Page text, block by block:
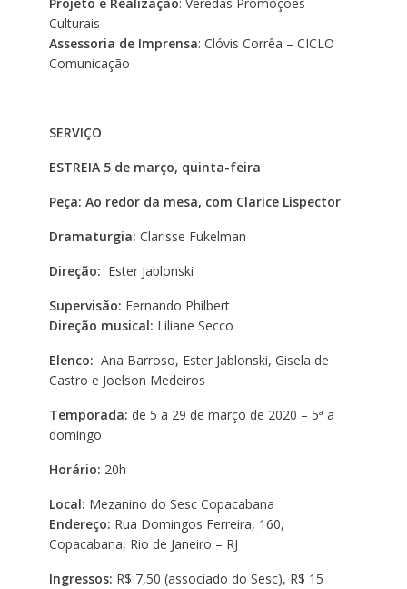
Projeto e Realização: Veredas Promoções
Culturais
Assessoria de Imprensa: Clóvis Corrêa – CICLO
Comunicação
SERVIÇO
ESTREIA 5 de março, quinta-feira
Peça: Ao redor da mesa, com Clarice Lispector
Dramaturgia: Clarisse Fukelman
Direção: Ester Jablonski
Supervisão: Fernando Philbert
Direção musical: Liliane Secco
Elenco: Ana Barroso, Ester Jablonski, Gisela de
Castro e Joelson Medeiros
Temporada: de 5 a 29 de março de 2020 – 5ª a
domingo
Horário: 20h
Local: Mezanino do Sesc Copacabana
Endereço: Rua Domingos Ferreira, 160,
Copacabana, Rio de Janeiro – RJ
Ingressos: R$ 7,50 (associado do Sesc), R$ 15